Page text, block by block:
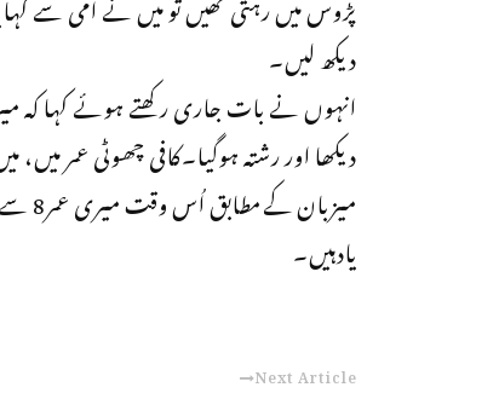
دیکھ لیں۔
انہوں نے بات جاری رکھتے ہوئے کہا کہ
دیکھا اور رشتہ ہوگیا۔کافی چھوٹی عمر
یادہیں۔
Next Article